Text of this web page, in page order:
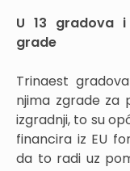
U 13 gradova
grade
Trinaest
njima zgrade za
izgradnji, to su
financira iz EU
da to radi uz